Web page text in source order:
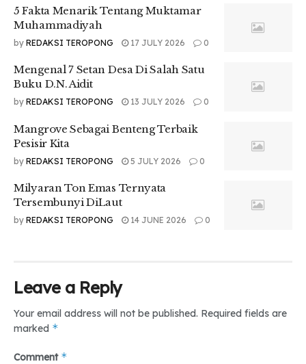
5 Fakta Menarik Tentang Muktamar
Muhammadiyah
by REDAKSI TEROPONG 17 JULY 2026 0
Mengenal 7 Setan Desa Di Salah Satu
Buku D.N. Aidit
by REDAKSI TEROPONG 13 JULY 2026 0
Mangrove Sebagai Benteng Terbaik
Pesisir Kita
by REDAKSI TEROPONG 5 JULY 2026 0
Milyaran Ton Emas Ternyata
Tersembunyi DiLaut
by REDAKSI TEROPONG 14 JUNE 2026 0
Leave a Reply
Your email address will not be published. Required fields are
marked *
Comment *